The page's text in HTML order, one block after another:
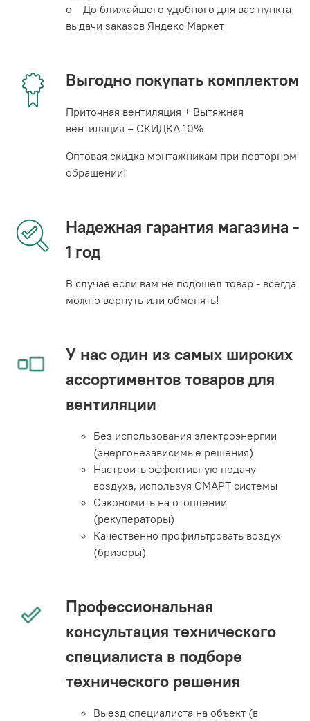
o До ближайшего удобного для вас пункта
выдачи заказов Яндекс Маркет
Выгодно покупать комплектом
Приточная вентиляция + Вытяжная
вентиляция = СКИДКА 10%
Оптовая скидка монтажникам при повторном
обращении!
Надежная гарантия магазина -
1 год
В случае если вам не подошел товар - всегда
можно вернуть или обменять!
У нас один из самых широких
ассортиментов товаров для
вентиляции
Без использования электроэнергии
(энергонезависимые решения)
Настроить эффективную подачу
воздуха, используя СМАРТ системы
Сэкономить на отоплении
(рекуператоры)
Качественно профильтровать воздух
(бризеры)
Профессиональная
консультация технического
специалиста в подборе
технического решения
Выезд специалиста на объект (в